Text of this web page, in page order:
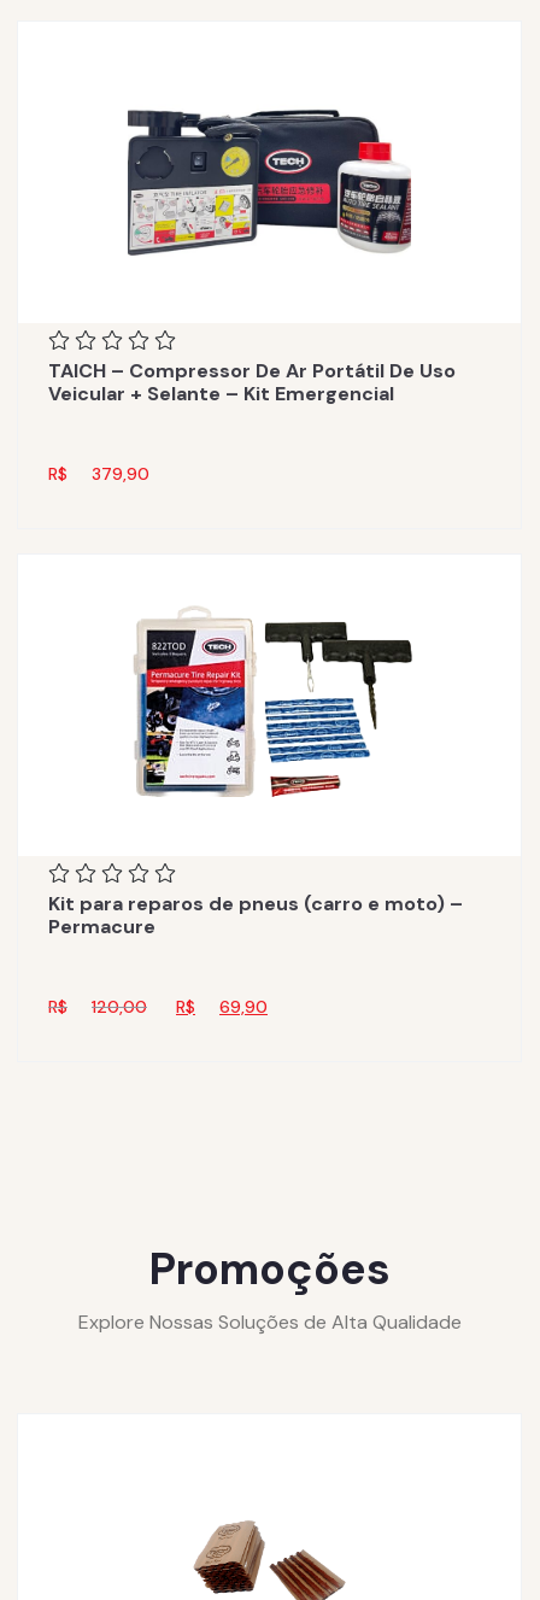
TAICH – Compressor De Ar Portátil De Uso
Veicular + Selante – Kit Emergencial
R$ 379,90
Kit para reparos de pneus (carro e moto) –
Permacure
R$ 120,00 R$ 69,90
Promoções
Explore Nossas Soluções de Alta Qualidade